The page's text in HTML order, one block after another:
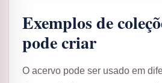
Exemplos de
pode criar
O acervo pode ser usado em